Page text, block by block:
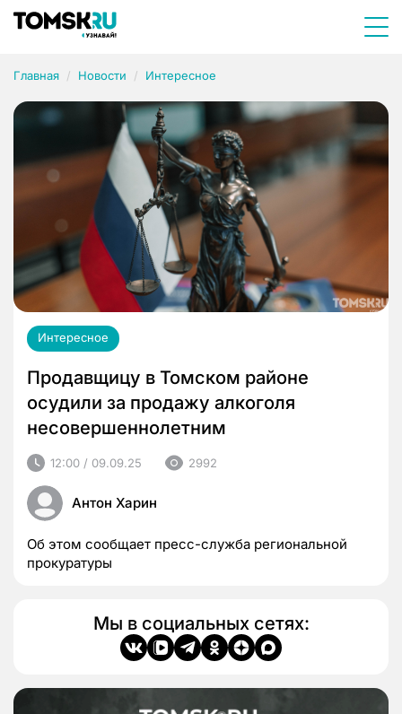
Главная Новости Интересное
Интересное
Продавщицу в Томском районе
осудили за продажу алкоголя
несовершеннолетним
12:00 / 09.09.25 2992
Антон Харин
Об этом сообщает пресс-служба региональной
прокуратуры
Мы в социальных сетях: